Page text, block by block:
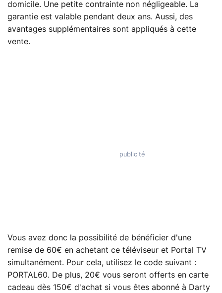
domicile. Une petite contrainte non négligeable. La
garantie est valable pendant deux ans. Aussi, des
avantages supplémentaires sont appliqués à cette
vente.
Vous avez donc la possibilité de bénéficier d'une
remise de 60€ en achetant ce téléviseur et Portal TV
simultanément. Pour cela, utilisez le code suivant :
PORTAL60. De plus, 20€ vous seront offerts en carte
cadeau dès 150€ d'achat si vous êtes abonné à Darty